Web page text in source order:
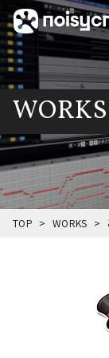
WORKS
TOP WORKS